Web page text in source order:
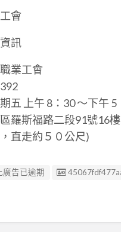
會
訊
業工會
五 上午 8：30 ～下午
羅斯福路二段91號16
直走約５０公尺)
廣告已逾期 廣告编號